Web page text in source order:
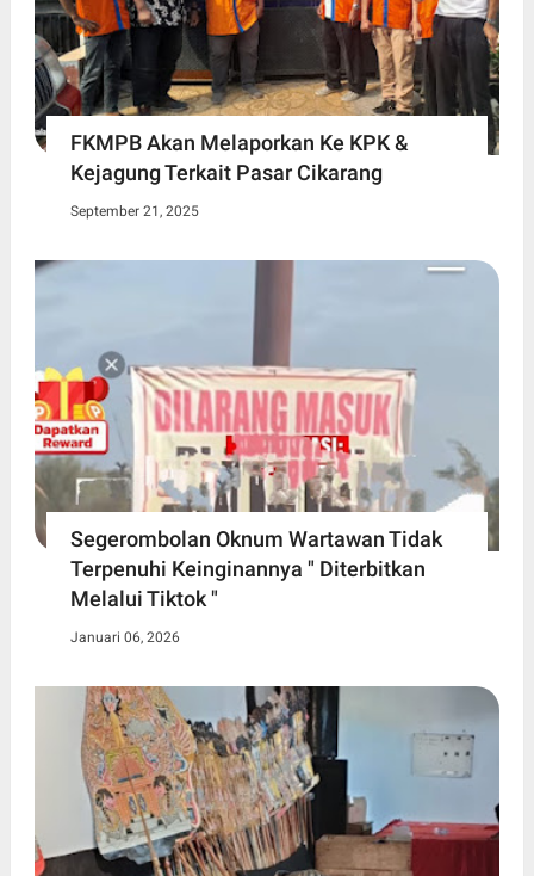
FKMPB Akan Melaporkan Ke KPK &
Kejagung Terkait Pasar Cikarang
September 21, 2025
Segerombolan Oknum Wartawan Tidak
Terpenuhi Keinginannya " Diterbitkan
Melalui Tiktok "
Januari 06, 2026